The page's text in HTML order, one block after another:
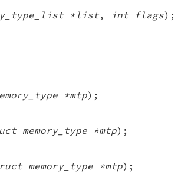
*list, int flags);
*mtp);
memory_type *mtp);
memory_type *mtp);